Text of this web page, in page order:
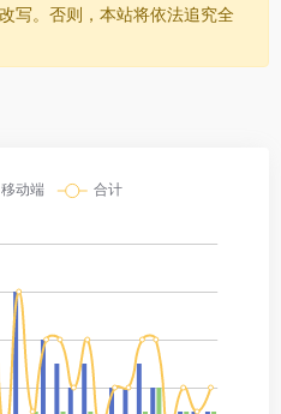
写。否则，本站将依法追究全